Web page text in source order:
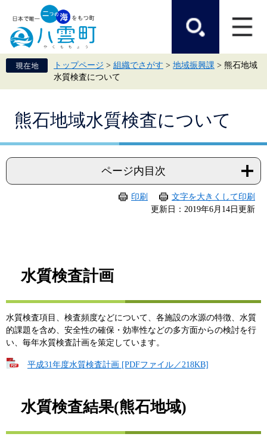
頭
で
飛
ば
て
トップページ > 組織でさがす > 地域振興課 > 熊石地域
水質検査について
熊石地域水質検査について
ページ内目次
印刷
文字を大きくして印刷
更新日：2019年6月14日更新
水質検査計画
水質検査項目、検査頻度などについて、各施設の水源の特徴、水質
的課題を含め、安全性の確保・効率性などの多方面からの検討を行
い、毎年水質検査計画を策定しています。
平成31年度水質検査計画 [PDFファイル／218KB]
水質検査結果(熊石地域)